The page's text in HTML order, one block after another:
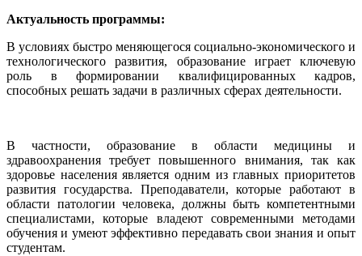
Актуальность программы:
В условиях быстро меняющегося социально-экономического и
технологического развития, образование играет ключевую
роль в формировании квалифицированных кадров,
способных решать задачи в различных сферах деятельности.
В частности, образование в области медицины и
здравоохранения требует повышенного внимания, так как
здоровье населения является одним из главных приоритетов
развития государства. Преподаватели, которые работают в
области патологии человека, должны быть компетентными
специалистами, которые владеют современными методами
обучения и умеют эффективно передавать свои знания и опыт
студентам.